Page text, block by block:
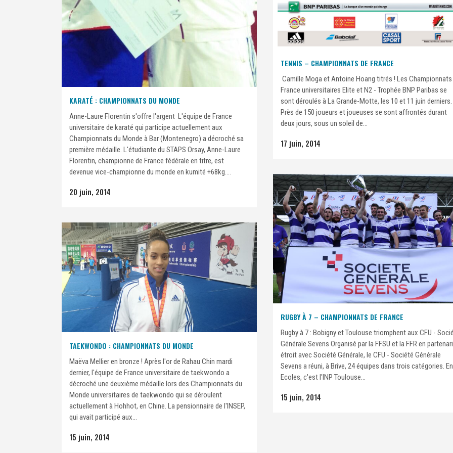
KARATÉ : CHAMPIONNATS DU MONDE
Anne-Laure Florentin s'offre l'argent L'équipe de France
universitaire de karaté qui participe actuellement aux
Championnats du Monde à Bar (Montenegro) a décroché sa
première médaille. L'étudiante du STAPS Orsay, Anne-Laure
Florentin, championne de France fédérale en titre, est
devenue vice-championne du monde en kumité +68kg....
20 juin, 2014
TENNIS – CHAMPIONNATS DE FRANCE
Camille Moga et Antoine Hoang titrés ! Les Championnats
France universitaires Elite et N2 - Trophée BNP Paribas se
sont déroulés à La Grande-Motte, les 10 et 11 juin derniers.
Près de 150 joueurs et joueuses se sont affrontés durant
deux jours, sous un soleil de...
17 juin, 2014
RUGBY À 7 – CHAMPIONNATS DE FRANCE
Rugby à 7 : Bobigny et Toulouse triomphent aux CFU -
Générale Sevens Organisé par la FFSU et la FFR en
étroit avec Société Générale, le CFU - Société Générale
Sevens a réuni, à Brive, 24 équipes dans trois catégories. En
Ecoles, c'est l'INP Toulouse...
15 juin, 2014
TAEKWONDO : CHAMPIONNATS DU MONDE
Maëva Mellier en bronze ! Après l'or de Rahau Chin mardi
dernier, l'équipe de France universitaire de taekwondo a
décroché une deuxième médaille lors des Championnats du
Monde universitaires de taekwondo qui se déroulent
actuellement à Hohhot, en Chine. La pensionnaire de l'INSEP,
qui avait participé aux...
15 juin, 2014